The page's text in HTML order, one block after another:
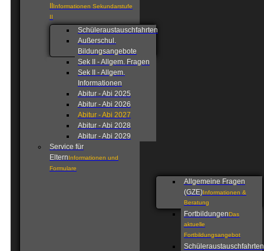
Informationen Sekundarstufe
II
Schüleraustauschfahrten
Außerschul.
Bildungsangebote
Sek II - Allgem. Fragen
Sek II - Allgem.
Informationen
Abitur - Abi 2025
Abitur - Abi 2026
Abitur - Abi 2027
Abitur - Abi 2028
Abitur - Abi 2029
Service für
ElternInformationen und
Formulare
Allgemeine Fragen
(GZE)Informationen &
Beratung
FortbildungenDas
aktuelle
Fortbildungsangebot
Schüleraustauschfahrten